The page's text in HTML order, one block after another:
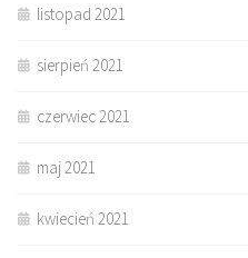
listopad 2021
sierpień 2021
czerwiec 2021
maj 2021
kwiecień 2021